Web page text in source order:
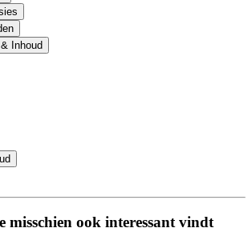
Inhoud
misschien ook interessant vindt